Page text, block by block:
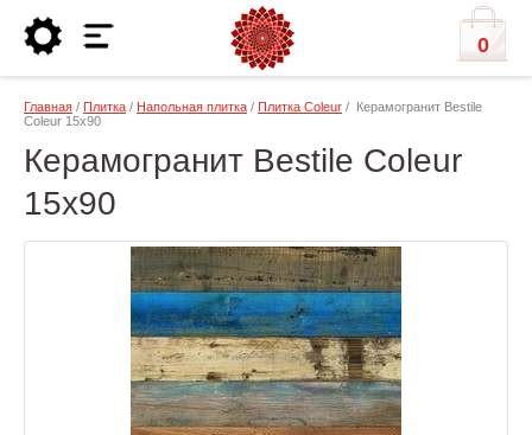
0
Главная / Плитка / Напольная плитка / Плитка Coleur / Керамогранит Bestile
Coleur 15х90
Керамогранит Bestile Coleur
15х90